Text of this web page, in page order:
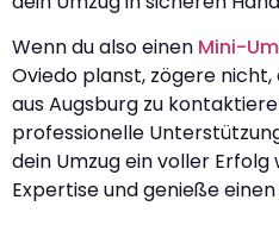
Wenn du also einen Mini-
Oviedo planst, zögere
aus Augsburg zu
professionelle
dein Umzug ein voller
Expertise und genieße